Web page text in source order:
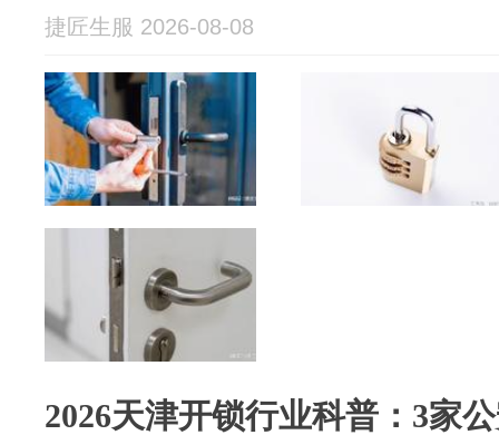
捷匠生服 2026-08-08
2026天津开锁行业科普：3家